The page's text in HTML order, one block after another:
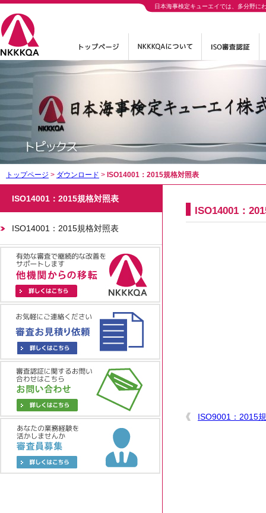
日本海事検定キューエイでは、多分野に
トップページ > ダウンロード > ISO14001：2015規格対照表
ISO14001：2015規格対照表
ISO14001：2015規格対照表
ISO14001：
ISO9001：2015